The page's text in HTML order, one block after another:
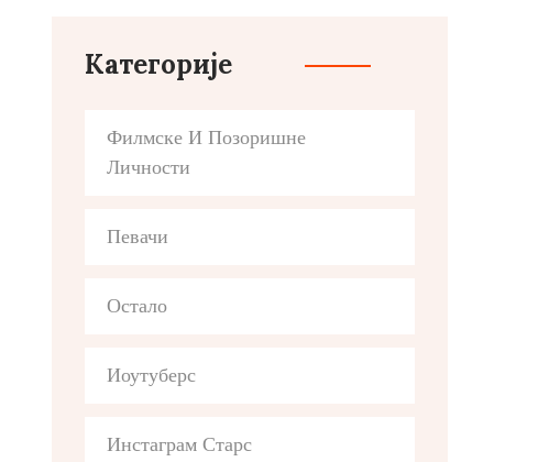
Категорије
Филмске И Позоришне
Личности
Певачи
Остало
Иоутуберс
Инстаграм Старс